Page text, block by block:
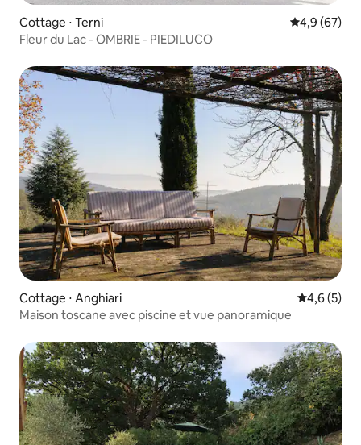
Cottage ⋅ Terni Évaluation
4,9 (67)
Fleur du Lac - OMBRIE - PIEDILUCO
Cottage ⋅ Anghiari Évaluation
4,6 (5)
Maison toscane avec piscine et vue panoramique